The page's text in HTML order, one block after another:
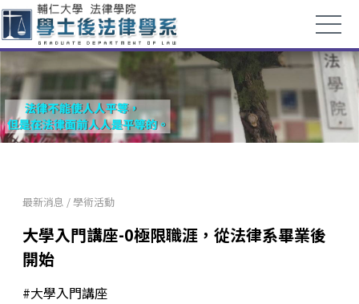
最新消息 /學術活動
大學入門講座-0極限職涯，從法律系畢業後
開始
#大學入門講座